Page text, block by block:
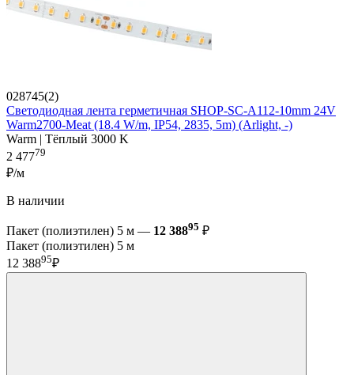
028745(2)
Светодиодная лента герметичная SHOP-SC-A112-10mm 24V
Warm2700-Meat (18.4 W/m, IP54, 2835, 5m) (Arlight, -)
Warm | Тёплый 3000 K
2 47779
₽/м
В наличии
Пакет (полиэтилен) 5 м — 12 38895 ₽
Пакет (полиэтилен) 5 м
12 38895₽